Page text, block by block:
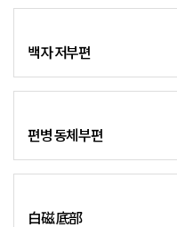
백자 저부편
편병 동체부편
白磁 底部